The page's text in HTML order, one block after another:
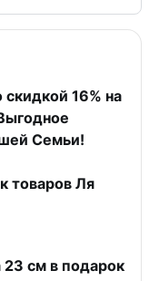
16% на
Семьи!
товаров Ля
см в подарок